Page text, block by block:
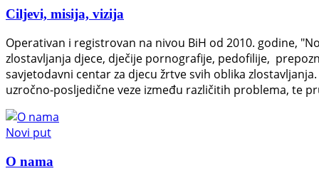
Ciljevi, misija, vizija
Operativan i registrovan na nivou BiH od 2010. godine,
zlostavljanja djece, dječije pornografije, pedofilije,
savjetodavni centar za djecu žrtve svih oblika
uzročno-posljedične veze između različitih problema, te
Novi put
O nama